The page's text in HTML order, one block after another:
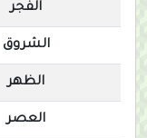
الفجر
الشروق
الظهر
العصر